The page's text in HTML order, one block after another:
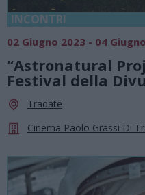
INCONTRI
02 Giugno 2023 - 04
“Astronatural
Festival della
Tradate
Cinema Paolo Grassi Di